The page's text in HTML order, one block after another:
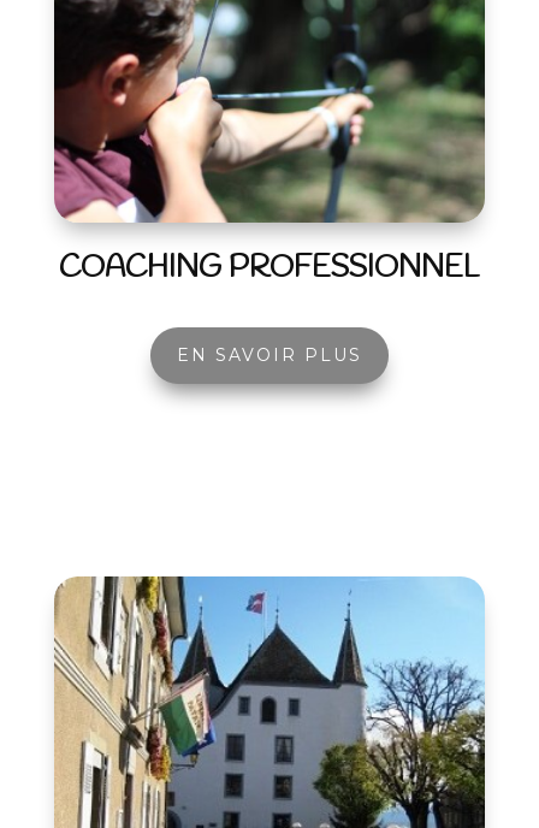
COACHING PROFESSIONNEL
EN SAVOIR PLUS